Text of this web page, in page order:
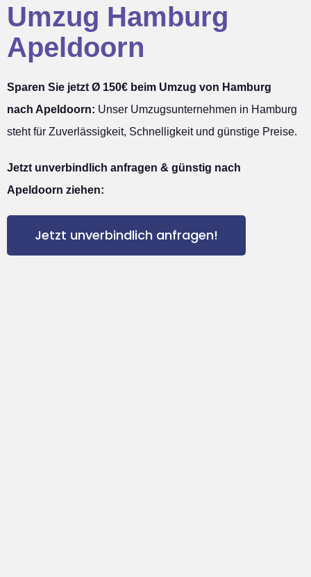
Umzug Hamburg
Apeldoorn
Sparen Sie jetzt Ø 150€ beim Umzug von Hamburg
nach Apeldoorn: Unser Umzugsunternehmen in Hamburg
steht für Zuverlässigkeit, Schnelligkeit und günstige Preise.
Jetzt unverbindlich anfragen & günstig nach
Apeldoorn ziehen:
Jetzt unverbindlich anfragen!